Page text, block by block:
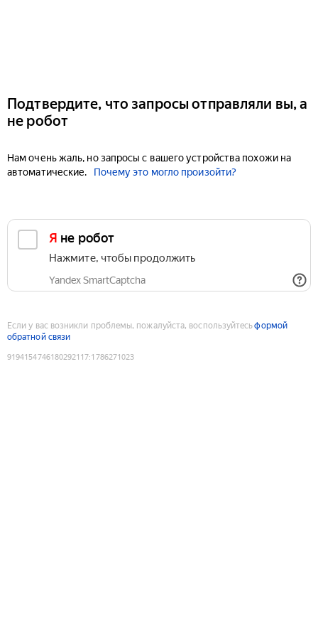
Подтвердите, что запросы отправляли вы, а
не робот
Нам очень жаль, но запросы с вашего устройства похожи на
автоматические.
Почему это могло произойти?
Я не робот
Нажмите, чтобы продолжить
Yandex SmartCaptcha
Если у вас возникли проблемы, пожалуйста, воспользуйтесьформой
обратной связи
9194154746180292117:1786271023